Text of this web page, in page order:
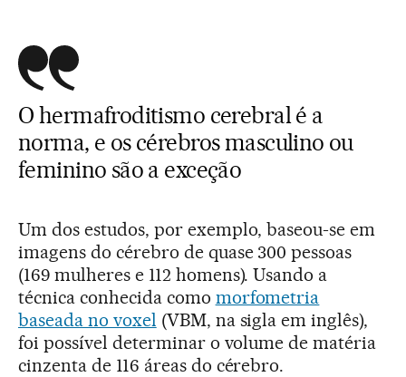
O hermafroditismo cerebral é a
norma, e os cérebros masculino ou
feminino são a exceção
Um dos estudos, por exemplo, baseou-se em
imagens do cérebro de quase 300 pessoas
(169 mulheres e 112 homens). Usando a
técnica conhecida como morfometria
baseada no voxel (VBM, na sigla em inglês),
foi possível determinar o volume de matéria
cinzenta de 116 áreas do cérebro.